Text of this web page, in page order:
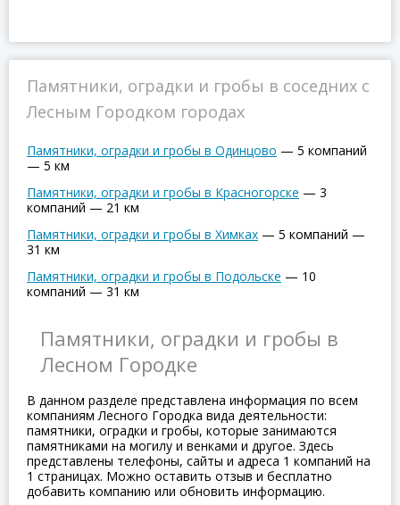
Памятники, оградки и гробы в соседних с
Лесным Городком городах
Памятники, оградки и гробы в Одинцово — 5 компаний
— 5 км
Памятники, оградки и гробы в Красногорске — 3
компаний — 21 км
Памятники, оградки и гробы в Химках — 5 компаний —
31 км
Памятники, оградки и гробы в Подольске — 10
компаний — 31 км
Памятники, оградки и гробы в
Лесном Городке
В данном разделе представлена информация по всем
компаниям Лесного Городка вида деятельности:
памятники, оградки и гробы, которые занимаются
памятниками на могилу и венками и другое. Здесь
представлены телефоны, сайты и адреса 1 компаний на
1 страницах. Можно оставить отзыв и бесплатно
добавить компанию или обновить информацию.